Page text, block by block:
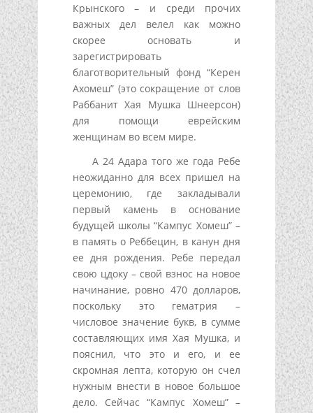
Крынского – и среди прочих
важных дел велел как можно
скорее основать и
зарегистрировать
благотворительный фонд “Керен
Ахомеш” (это сокращение от слов
Раббанит Хая Мушка Шнеерсон)
для помощи еврейским
женщинам во всем мире.
А 24 Адара того же года Ребе
неожиданно для всех пришел на
церемонию, где закладывали
первый камень в основание
будущей школы “Кампус Хомеш” –
в память о Реббецин, в канун дня
ее дня рождения. Ребе передал
свою цдоку – свой взнос на новое
начинание, ровно 470 долларов,
поскольку это гематрия –
числовое значение букв, в сумме
составляющих имя Хая Мушка, и
пояснил, что это и его, и ее
скромная лепта, которую он счел
нужным внести в новое большое
дело. Сейчас “Кампус Хомеш” –